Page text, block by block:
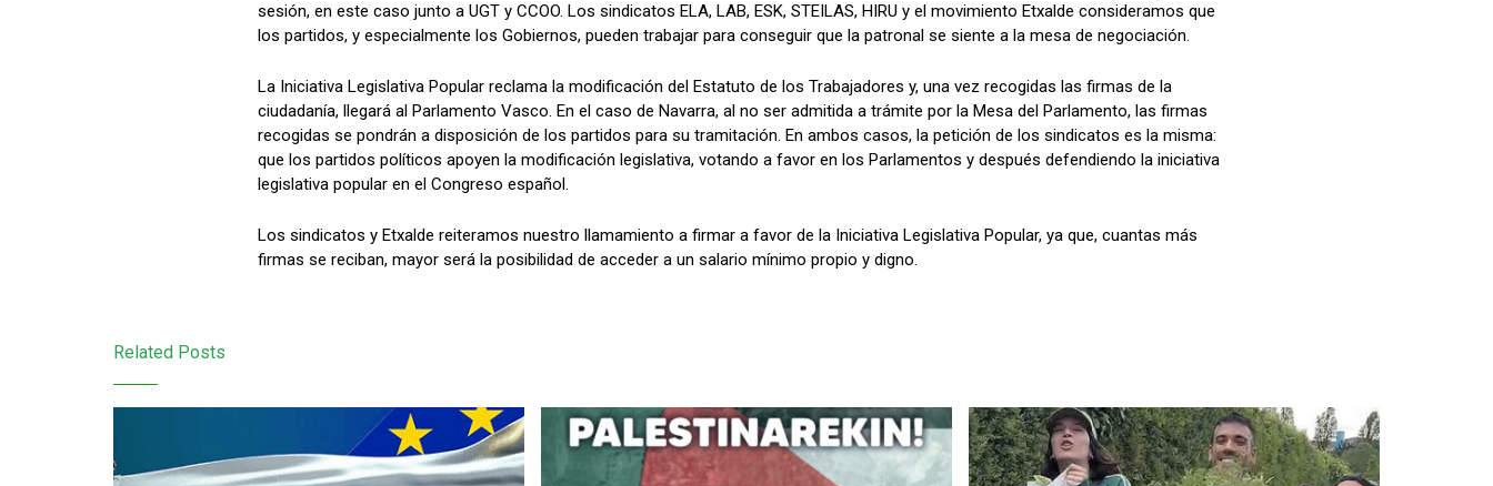
sesión, en este caso junto a UGT y CCOO. Los sindicatos ELA, LAB, ESK, STEILAS, HIRU y el movimiento Etxalde consideramos que
los partidos, y especialmente los Gobiernos, pueden trabajar para conseguir que la patronal se siente a la mesa de negociación.
La Iniciativa Legislativa Popular reclama la modificación del Estatuto de los Trabajadores y, una vez recogidas las firmas de la
ciudadanía, llegará al Parlamento Vasco. En el caso de Navarra, al no ser admitida a trámite por la Mesa del Parlamento, las firmas
recogidas se pondrán a disposición de los partidos para su tramitación. En ambos casos, la petición de los sindicatos es la misma:
que los partidos políticos apoyen la modificación legislativa, votando a favor en los Parlamentos y después defendiendo la iniciativa
legislativa popular en el Congreso español.
Los sindicatos y Etxalde reiteramos nuestro llamamiento a firmar a favor de la Iniciativa Legislativa Popular, ya que, cuantas más
firmas se reciban, mayor será la posibilidad de acceder a un salario mínimo propio y digno.
Related Posts